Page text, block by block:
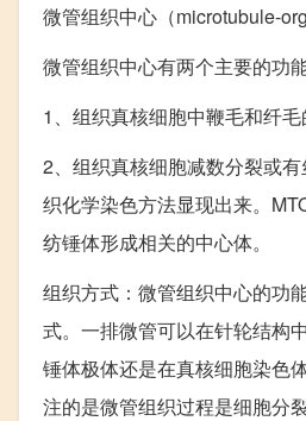
微管组织中心（microtubule-
微管组织中心有两个主要的功
1、组织真核细胞中鞭毛和纤毛
2、组织真核细胞减数分裂或
织化学染色方法显现出来。
纺锤体形成相关的中心体。
组织方式：微管组织中心的功
式。一排微管可以在针轮结构
锤体极体还是在真核细胞染色
注的是微管组织过程是细胞分